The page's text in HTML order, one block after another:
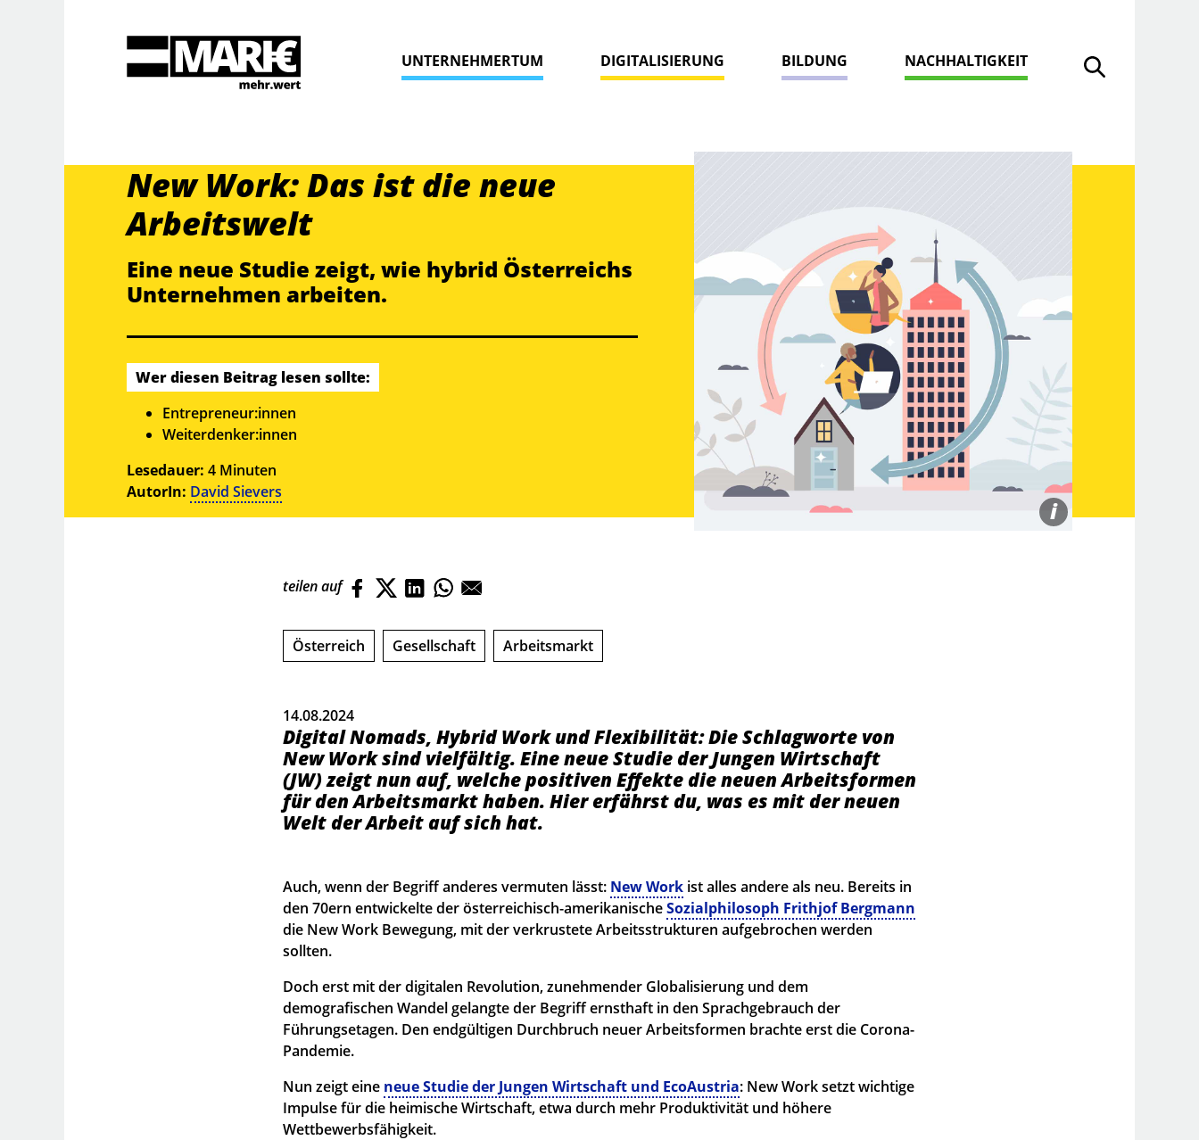
Suche öffnen
Suche
UNTERNEHMERTUM DIGITALISIERUNG BILDUNG NACHHALTIGKEIT
New Work: Das ist die neue
Arbeitswelt
Eine neue Studie zeigt, wie hybrid Österreichs
Unternehmen arbeiten.
Wer diesen Beitrag lesen sollte:
Entrepreneur:innen
Weiterdenker:innen
Lesedauer: 4 Minuten
AutorIn: David Sievers
i
teilen auf
Österreich Gesellschaft Arbeitsmarkt
14.08.2024
Digital Nomads, Hybrid Work und Flexibilität: Die Schlagworte von
New Work sind vielfältig. Eine neue Studie der Jungen Wirtschaft
(JW) zeigt nun auf, welche positiven Effekte die neuen Arbeitsformen
für den Arbeitsmarkt haben. Hier erfährst du, was es mit der neuen
Welt der Arbeit auf sich hat.
Auch, wenn der Begriff anderes vermuten lässt: New Work ist alles andere als neu. Bereits in
den 70ern entwickelte der österreichisch-amerikanischeSozialphilosoph Frithjof Bergmann
die New Work Bewegung, mit der verkrustete Arbeitsstrukturen aufgebrochen werden
sollten.
Doch erst mit der digitalen Revolution, zunehmender Globalisierung und dem
demografischen Wandel gelangte der Begriff ernsthaft in den Sprachgebrauch der
Führungsetagen. Den endgültigen Durchbruch neuer Arbeitsformen brachte erst die Corona-
Pandemie.
Nun zeigt eine neue Studie der Jungen Wirtschaft und EcoAustria: New Work setzt wichtige
Impulse für die heimische Wirtschaft, etwa durch mehr Produktivität und höhere
Wettbewerbsfähigkeit.